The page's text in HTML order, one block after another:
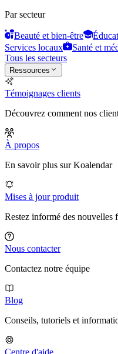
Par secteur
Beauté et bien-être
Services locaux
Santé et
Tous les secteurs
Ressources
Témoignages clients
Découvrez comment nos
À propos
En savoir plus sur Koalendar
Mises à jour produit
Restez informé des nouvelles
Nous contacter
Contactez notre équipe
Blog
Conseils, tutoriels et
Centre d'aide